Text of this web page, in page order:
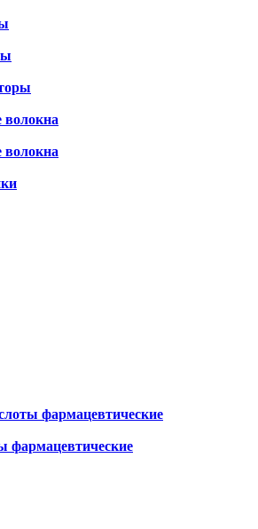
фармацевтические
фармацевтические